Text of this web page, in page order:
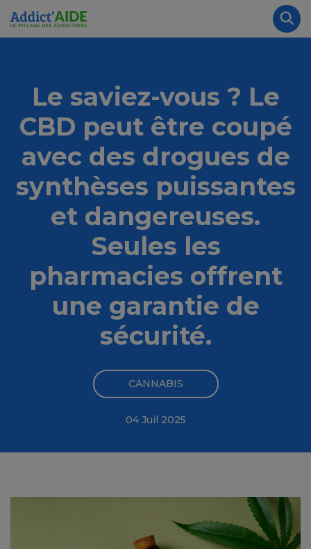
Aller au contenu principal
Le saviez-vous ? Le
CBD peut être coupé
avec des drogues de
synthèses puissantes
et dangereuses.
Seules les
pharmacies offrent
une garantie de
sécurité.
CANNABIS
04 Juil 2025
Panneau de gestion des cookies